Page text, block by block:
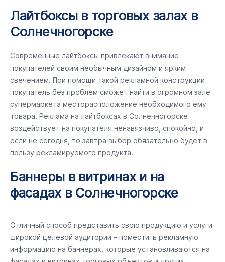
Лайтбоксы в торговых залах в
Солнечногорске
Современные лайтбоксы привлекают внимание
покупателей своим необычным дизайном и ярким
свечением. При помощи такой рекламной конструкции
покупатель без проблем сможет найти в огромном зале
супермаркета месторасположение необходимого ему
товара. Реклама на лайтбоксах в Солнечногорске
воздействует на покупателя ненавязчиво, спокойно, и
если не сегодня, то завтра выбор обязательно будет в
пользу рекламируемого продукта.
Баннеры в витринах и на
фасадах в Солнечногорске
Отличный способ представить свою продукцию и услуги
широкой целевой аудитории – поместить рекламную
информацию на баннерах, которые установливаются на